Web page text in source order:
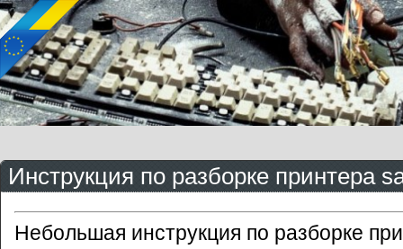
Инструкция по разборке принтера
Небольшая инструкция по разборке